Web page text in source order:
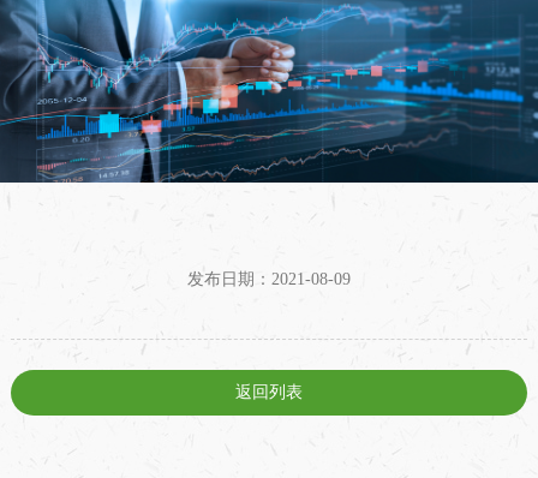
发布日期：2021-08-09
返回列表